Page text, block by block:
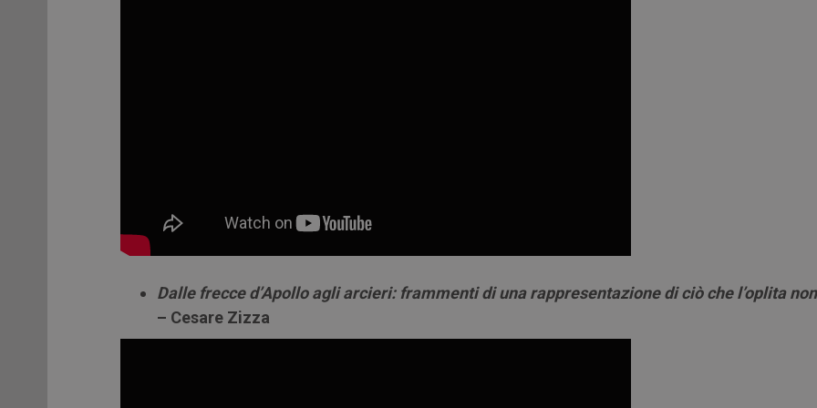
Dalle frecce d’Apollo agli arcieri: frammenti di una rappresentazione di ciò che l’oplita
– Cesare Zizza